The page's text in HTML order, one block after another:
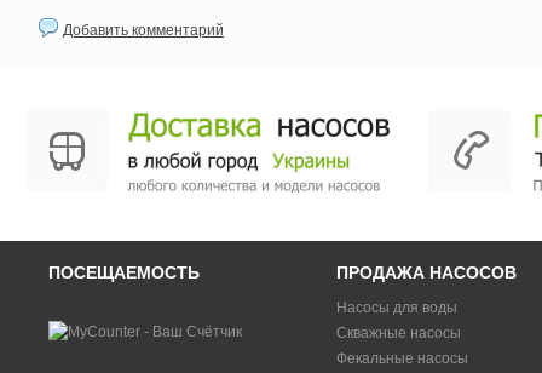
Добавить комментарий
ПОСЕЩАЕМОСТЬ ПРОДАЖА НАСОСОВ
Насосы для воды
Скважные насосы
Фекальные насосы